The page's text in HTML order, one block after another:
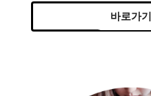
바로가기